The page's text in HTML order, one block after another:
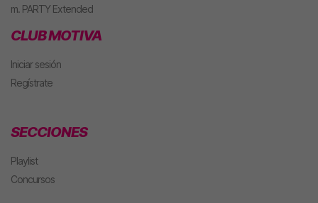
m. PARTY Extended
CLUB MOTIVA
Iniciar sesión
Regístrate
SECCIONES
Playlist
Concursos